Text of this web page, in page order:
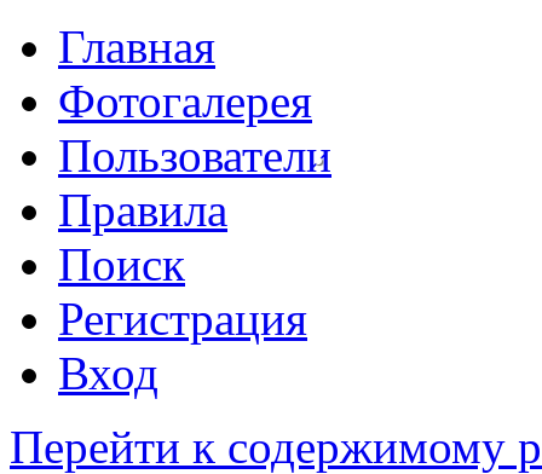
Главная
Фотогалерея
Пользователи
Правила
Поиск
Регистрация
Вход
Перейти к содержимому